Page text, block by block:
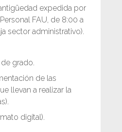
expedida por
FAU, de 8:00 a
sector administrativo).
grado.
de las
llevan a realizar la
digital).